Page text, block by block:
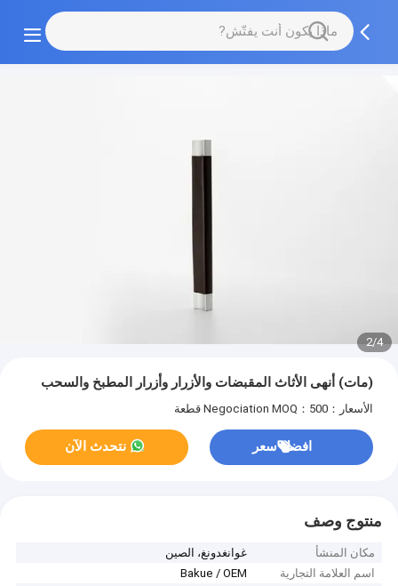
2/4
(مات) أنهى الأثاث المقبضات والأزرار وأزرار المطبخ والسحب
الأسعار：Negociation MOQ：500 قطعة
افضل سعر نتحدث الآن
منتوج وصف
مكان المنشأ
غوانغدونغ، الصين
اسم العلامة التجارية
Bakue / OEM